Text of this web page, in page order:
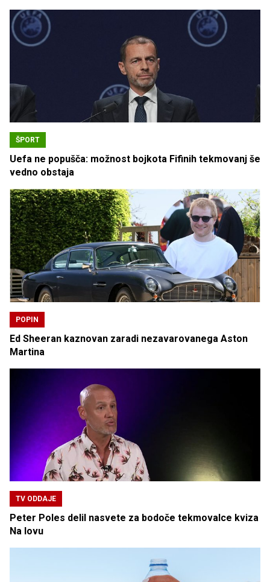
ŠPORT
Uefa ne popušča: možnost bojkota Fifinih tekmovanj še
vedno obstaja
POPIN
Ed Sheeran kaznovan zaradi nezavarovanega Aston
Martina
TV ODDAJE
Peter Poles delil nasvete za bodoče tekmovalce kviza
Na lovu